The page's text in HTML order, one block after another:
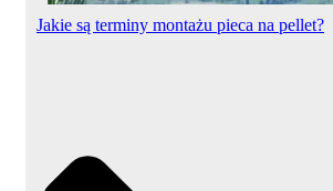
Jakie są terminy montażu pieca na pellet?